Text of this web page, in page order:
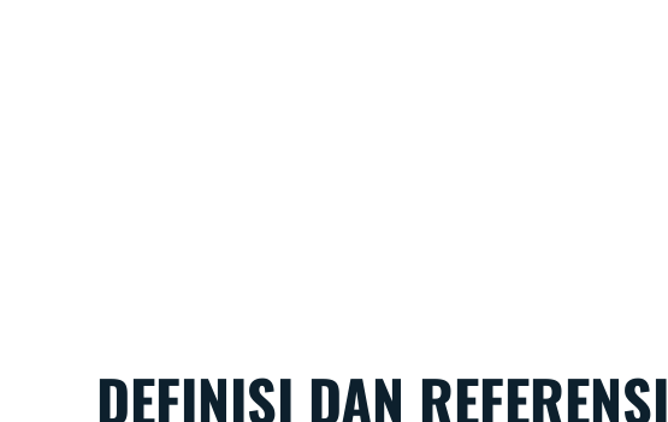
DEFINISI DAN REFERENSI